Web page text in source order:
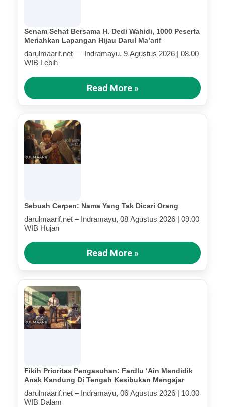
Senam Sehat Bersama H. Dedi Wahidi, 1000 Peserta
Meriahkan Lapangan Hijau Darul Ma’arif
darulmaarif.net — Indramayu, 9 Agustus 2026 | 08.00
WIB Lebih
Read More »
Sebuah Cerpen: Nama Yang Tak Dicari Orang
darulmaarif.net – Indramayu, 08 Agustus 2026 | 09.00
WIB Hujan
Read More »
Fikih Prioritas Pengasuhan: Fardlu ‘Ain Mendidik
Anak Kandung Di Tengah Kesibukan Mengajar
darulmaarif.net – Indramayu, 06 Agustus 2026 | 10.00
WIB Dalam